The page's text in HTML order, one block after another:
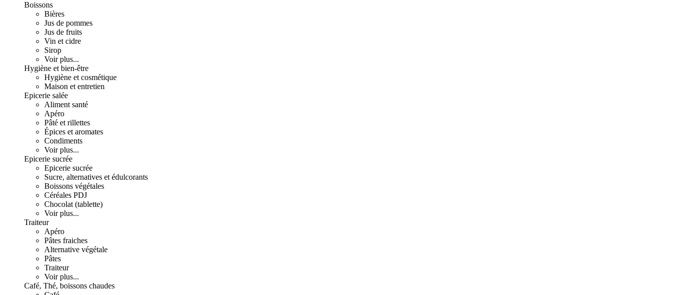
Boissons
Bières
Jus de pommes
Jus de fruits
Vin et cidre
Sirop
Voir plus...
Hygiène et bien-être
Hygiène et cosmétique
Maison et entretien
Epicerie salée
Aliment santé
Apéro
Pâté et rillettes
Épices et aromates
Condiments
Voir plus...
Epicerie sucrée
Epicerie sucrée
Sucre, alternatives et édulcorants
Boissons végétales
Céréales PDJ
Chocolat (tablette)
Voir plus...
Traiteur
Apéro
Pâtes fraiches
Alternative végétale
Pâtes
Traiteur
Voir plus...
Café, Thé, boissons chaudes